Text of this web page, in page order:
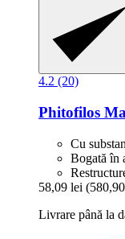
4.2 (20)
Phitofilos
Cu
Bogată în
58,09 lei
Livrare până la